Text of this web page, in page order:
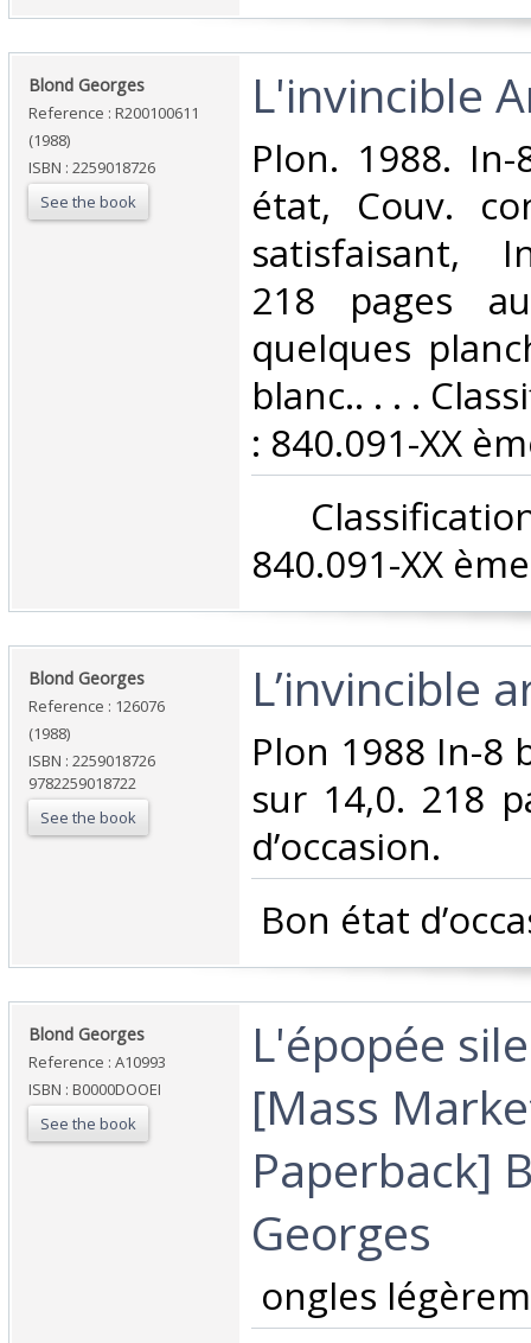
‎Blond Georges‎
Reference : R200100611
(1988)
ISBN : 2259018726
See the book
‎L'invincible
‎Plon. 1988.
état, Couv.
satisfaisant,
218 pages
quelques
blanc.. . . .
: 840.091-XX
840.091-XX
‎Blond Georges‎
Reference : 126076
(1988)
ISBN : 2259018726
9782259018722
See the book
‎L’invincible
‎Plon 1988 In-8
sur 14,0. 218
d’occasion.‎
Bon état
‎Blond Georges ‎
Reference : A10993
ISBN : B0000DOOEI
See the book
‎L'épopée
[Mass
Paperback]
Georges‎
ongles